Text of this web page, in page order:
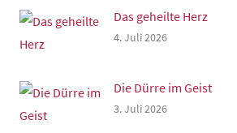
Das geheilte Herz
4. Juli 2026
Die Dürre im Geist
3. Juli 2026